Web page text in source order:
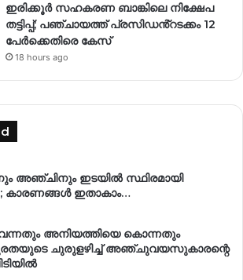
ഇരിക്കൂർ സഹകരണ ബാങ്കിലെ നിക്ഷേപ
തട്ടിപ്പ്; പഞ്ചായത്ത് പ്രസിഡൻ്റടക്കം 12
പേർക്കെതിരെ കേസ്
18 hours ago
അഞ്ചിനും ഇടയിൽ സ്ഥിരമായി
ഇതാകാം…
അനിയത്തിയെ കൊന്നതും
ചുരുളഴിച്ച് അഞ്ചുവയസുകാരന്റെ